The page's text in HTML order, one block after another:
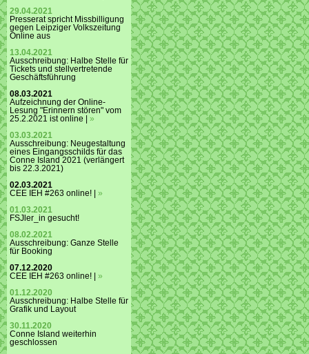
29.04.2021
Presserat spricht Missbilligung
gegen Leipziger Volkszeitung
Online aus
13.04.2021
Ausschreibung: Halbe Stelle für
Tickets und stellvertretende
Geschäftsführung
08.03.2021
Aufzeichnung der Online-
Lesung "Erinnern stören" vom
25.2.2021 ist online | »
03.03.2021
Ausschreibung: Neugestaltung
eines Eingangsschilds für das
Conne Island 2021 (verlängert
bis 22.3.2021)
02.03.2021
CEE IEH #263 online! | »
01.03.2021
FSJler_in gesucht!
08.02.2021
Ausschreibung: Ganze Stelle
für Booking
07.12.2020
CEE IEH #263 online! | »
01.12.2020
Ausschreibung: Halbe Stelle für
Grafik und Layout
30.11.2020
Conne Island weiterhin
geschlossen